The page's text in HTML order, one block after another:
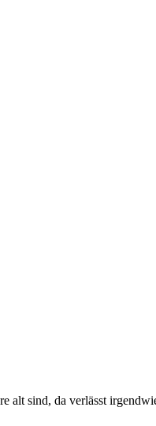
alt sind, da verlässt